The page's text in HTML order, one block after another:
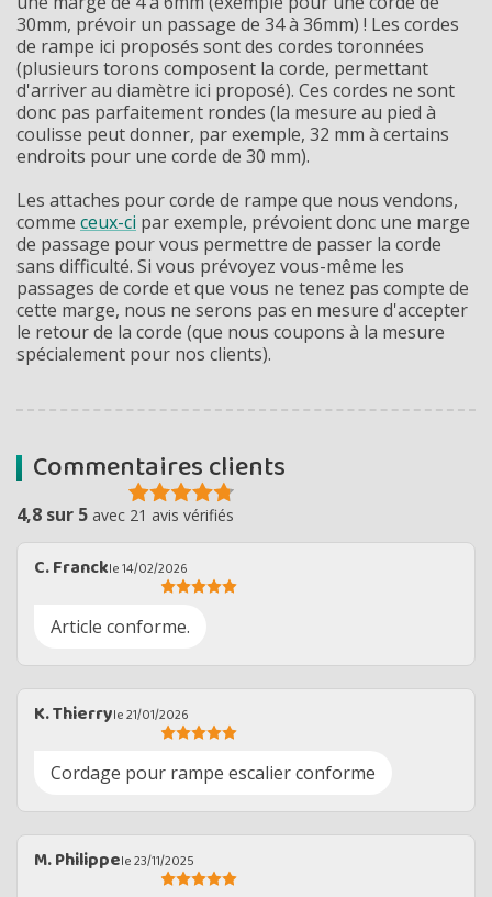
30mm, prévoir un passage de 34 à 36mm) ! Les cordes
de rampe ici proposés sont des cordes toronnées
(plusieurs torons composent la corde, permettant
d'arriver au diamètre ici proposé). Ces cordes ne sont
donc pas parfaitement rondes (la mesure au pied à
coulisse peut donner, par exemple, 32 mm à certains
endroits pour une corde de 30 mm).
Les attaches pour corde de rampe que nous vendons,
comme ceux-ci par exemple, prévoient donc une marge
de passage pour vous permettre de passer la corde
sans difficulté. Si vous prévoyez vous-même les
passages de corde et que vous ne tenez pas compte de
cette marge, nous ne serons pas en mesure d'accepter
le retour de la corde (que nous coupons à la mesure
spécialement pour nos clients).
Commentaires clients
4,8 sur 5 avec 21 avis vérifiés
C. Franckle 14/02/2026
Article conforme.
K. Thierryle 21/01/2026
Cordage pour rampe escalier conforme
M. Philippele 23/11/2025